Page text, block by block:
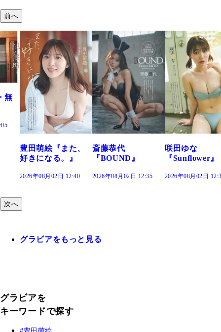
前へ
斎藤恭代
『BOUND』
2026年08月02日 12:35
咲田ゆな
『Sunflower』
2026年08月02日 12:30
藤水咲桜『花
だまり』
2026年08月02日
次へ
グラビアをもっと見る
グラビアを
キーワードで探す